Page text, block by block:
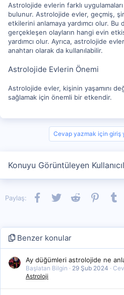
Astrolojide evlerin farklı
bulunur. Astrolojide evler, geçmiş,
etkilerini anlamaya yardımcı olur. Bu
gerçekleşen olayların hangi evin
yardımcı olur. Ayrıca, astrolojide
anahtarı olarak da kullanılabilir.
Astrolojide Evlerin Önemi
Astrolojide evler, kişinin yaşamını
sağlamak için önemli bir etkendir.
Cevap yazmak için giriş
Konuyu Görüntüleyen
Paylaş: Facebook
TwitterReddit Pinterest
Benzer konular
Ay düğümleri astrolojide ne
Başlatan Bilgin 29 Şub 2024
Astroloji